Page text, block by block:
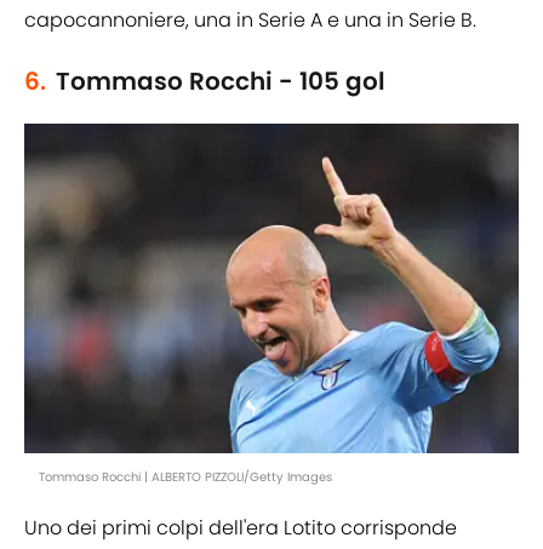
capocannoniere, una in Serie A e una in Serie B.
6. Tommaso Rocchi - 105 gol
Tommaso Rocchi | ALBERTO PIZZOLI/Getty Images
Uno dei primi colpi dell'era Lotito corrisponde